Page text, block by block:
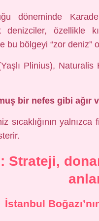
döneminde
denizciler, özellikle
bu bölgeyi “zor deniz”
Plinius),
bir nefes gibi ağır
sıcaklığının
Strateji,
İstanbul